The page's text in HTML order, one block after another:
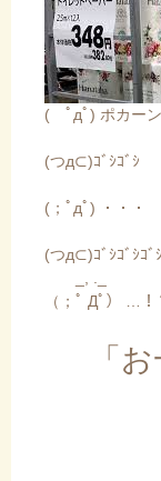
( ﾟдﾟ) ポカーン
(つд⊂)ｺﾞｼｺﾞｼ
(；ﾟдﾟ) ・・・
(つд⊂)ｺﾞｼｺﾞｼｺﾞｼ
（；ﾟ Дﾟ） …！
「お